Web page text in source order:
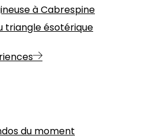
à Cabrespine
triangle ésotérique
du moment